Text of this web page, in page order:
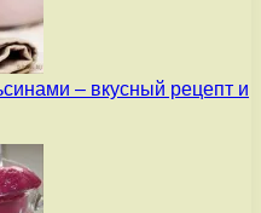
– вкусный рецепт и